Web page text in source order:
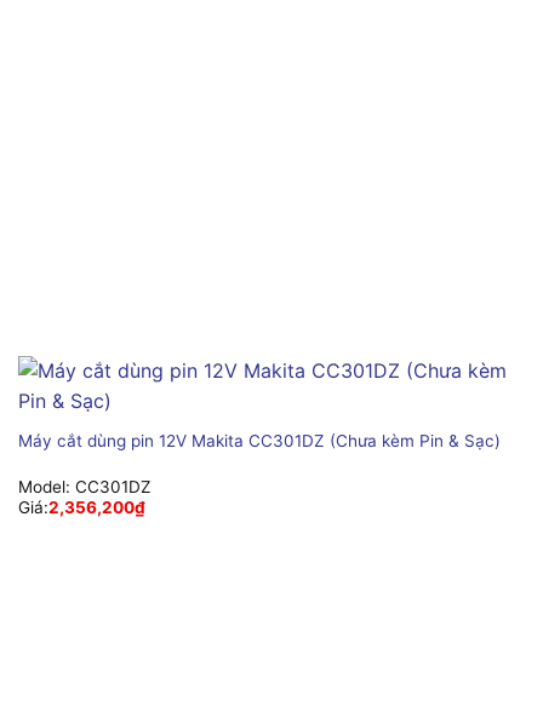
Máy cắt dùng pin 12V Makita CC301DZ (Chưa kèm Pin & Sạc)
Model: CC301DZ
Giá:2,356,200₫